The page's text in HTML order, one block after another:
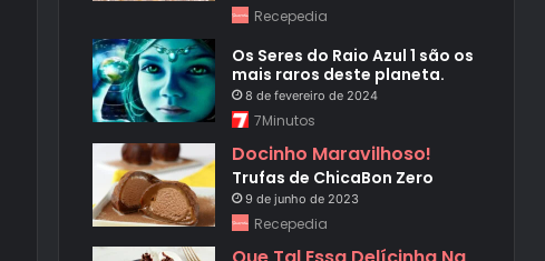
Recepedia
Os Seres do Raio Azul 1 são os
mais raros deste planeta.
8 de fevereiro de 2024
7Minutos
Docinho Maravilhoso!
Trufas de ChicaBon Zero
9 de junho de 2023
Recepedia